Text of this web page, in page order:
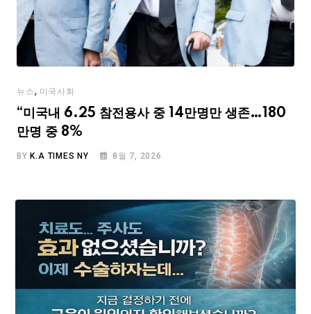
뉴스, 미국사회
“미국내 6.25 참전용사 중 14만명만 생존…180
만명 중 8%
BY K.A TIMES NY 8월 7, 2026